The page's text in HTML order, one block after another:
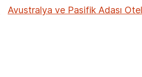
Avustralya ve Pasifik Adası